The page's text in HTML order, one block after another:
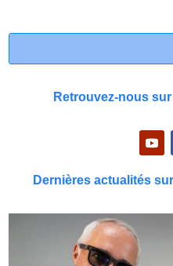
Retrouvez-nous
Dernières actualités